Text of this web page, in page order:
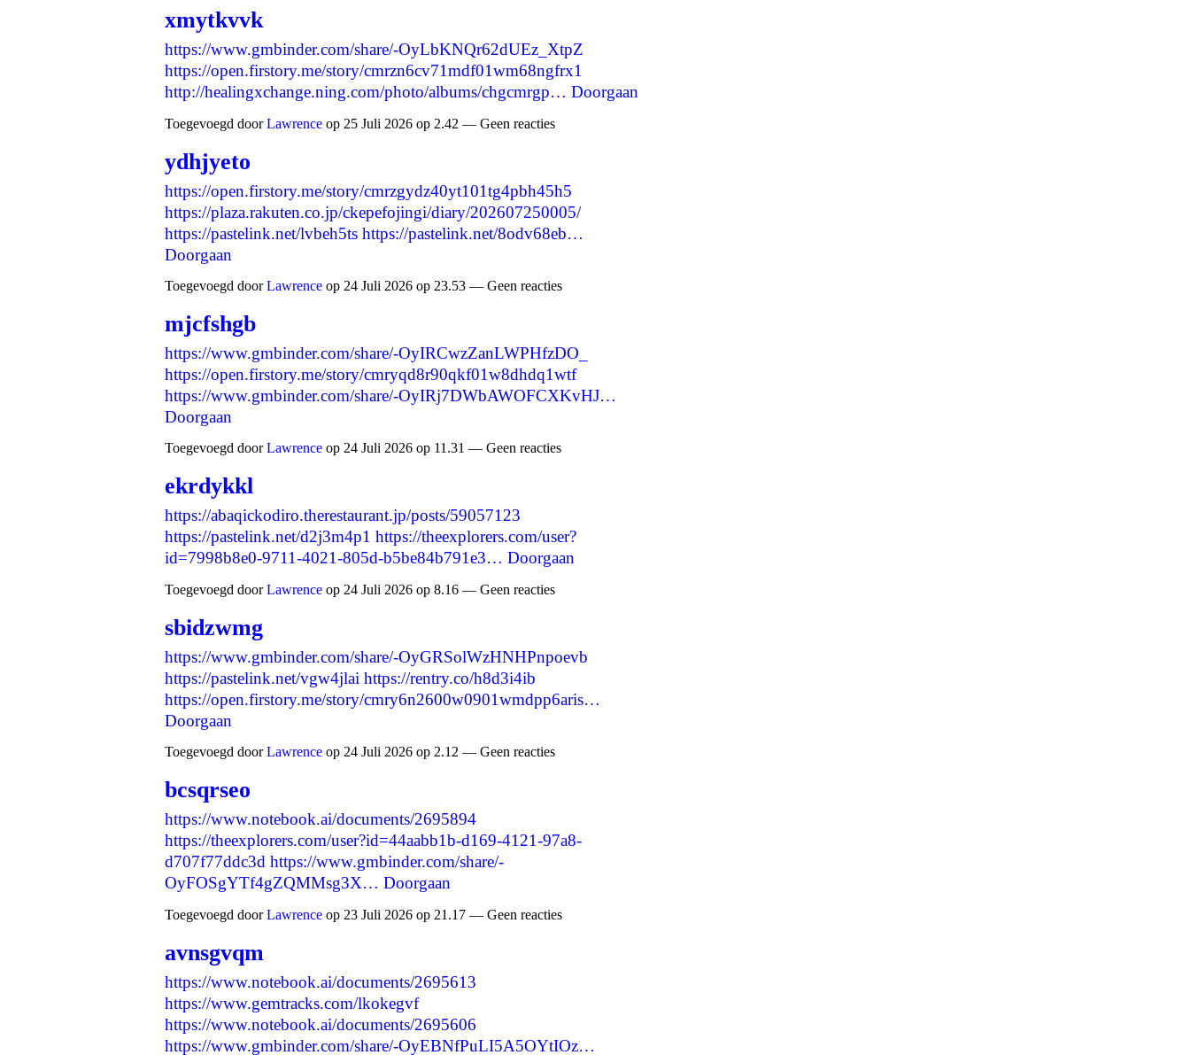
xmytkvvk
https://www.gmbinder.com/share/-OyLbKNQr62dUEz_XtpZ
https://open.firstory.me/story/cmrzn6cv71mdf01wm68ngfrx1
http://healingxchange.ning.com/photo/albums/chgcmrgp… Doorgaan
Toegevoegd doorLawrence op 25 Juli 2026 op 2.42 — Geen reacties
ydhjyeto
https://open.firstory.me/story/cmrzgydz40yt101tg4pbh45h5
https://plaza.rakuten.co.jp/ckepefojingi/diary/202607250005/
https://pastelink.net/lvbeh5ts https://pastelink.net/8odv68eb…
Doorgaan
Toegevoegd doorLawrence op 24 Juli 2026 op 23.53 — Geen reacties
mjcfshgb
https://www.gmbinder.com/share/-OyIRCwzZanLWPHfzDO_
https://open.firstory.me/story/cmryqd8r90qkf01w8dhdq1wtf
https://www.gmbinder.com/share/-OyIRj7DWbAWOFCXKvHJ…
Doorgaan
Toegevoegd doorLawrence op 24 Juli 2026 op 11.31 — Geen reacties
ekrdykkl
https://abaqickodiro.therestaurant.jp/posts/59057123
https://pastelink.net/d2j3m4p1 https://theexplorers.com/user?
id=7998b8e0-9711-4021-805d-b5be84b791e3… Doorgaan
Toegevoegd doorLawrence op 24 Juli 2026 op 8.16 — Geen reacties
sbidzwmg
https://www.gmbinder.com/share/-OyGRSolWzHNHPnpoevb
https://pastelink.net/vgw4jlai https://rentry.co/h8d3i4ib
https://open.firstory.me/story/cmry6n2600w0901wmdpp6aris…
Doorgaan
Toegevoegd doorLawrence op 24 Juli 2026 op 2.12 — Geen reacties
bcsqrseo
https://www.notebook.ai/documents/2695894
https://theexplorers.com/user?id=44aabb1b-d169-4121-97a8-
d707f77ddc3d https://www.gmbinder.com/share/-
OyFOSgYTf4gZQMMsg3X… Doorgaan
Toegevoegd doorLawrence op 23 Juli 2026 op 21.17 — Geen reacties
avnsgvqm
https://www.notebook.ai/documents/2695613
https://www.gemtracks.com/lkokegvf
https://www.notebook.ai/documents/2695606
https://www.gmbinder.com/share/-OyEBNfPuLI5A5OYtIOz…